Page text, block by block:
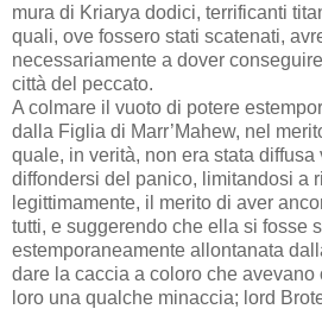
mura di Kriarya dodici, terrificanti
quali, ove fossero stati scatenati,
necessariamente a dover
città del peccato.
A colmare il vuoto di potere
dalla Figlia di Marr’Mahew, nel
quale, in verità, non era stata diffusa
diffondersi del panico, limitandosi a
legittimamente, il merito di aver
tutti, e suggerendo che ella si fosse
estemporaneamente allontanata
dare la caccia a coloro che avevano
loro una qualche minaccia; lord